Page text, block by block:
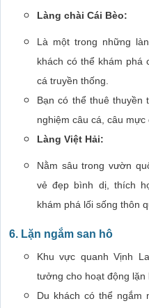
Làng chài Cái Bèo:
Là một trong những
khách có thể khám phá
cá truyền thống.
Bạn có thể thuê thuyền
nghiệm câu cá, câu
Làng Việt Hải:
Nằm sâu trong vườn
vẻ đẹp bình dị, thích
khám phá lối sống thôn
6. Lặn ngắm san hô
Khu vực quanh Vịnh
tưởng cho hoạt động lặn
Du khách có thể ngắm